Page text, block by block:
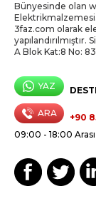
Bünyesinde olan
3faz.com olarak
A Blok Kat:8 No:
YAZ
ARA
+90
09:00 - 18:00